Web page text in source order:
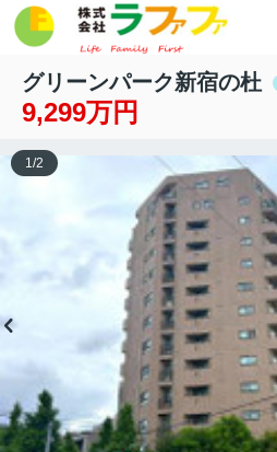
グリーンパーク新宿の杜
9,299万円
1/2